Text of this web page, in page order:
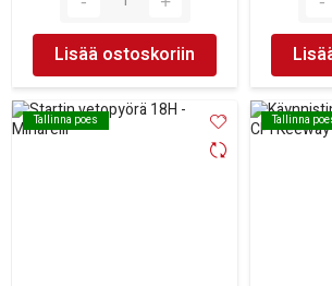
Lisää ostoskoriin
Tallinna poes
Tallinna poes Tallinna
Tallinna